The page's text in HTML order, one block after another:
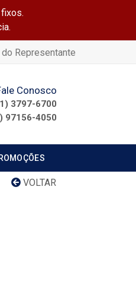
do Representante
Conosco
3797-6700
97156-4050
VOLTAR